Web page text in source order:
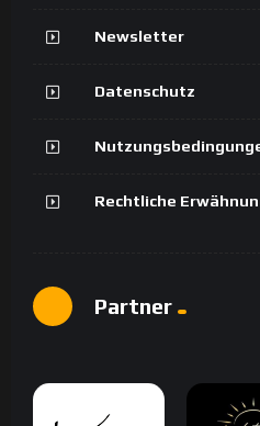
Newsletter
Datenschutz
Rechtliche
Partner